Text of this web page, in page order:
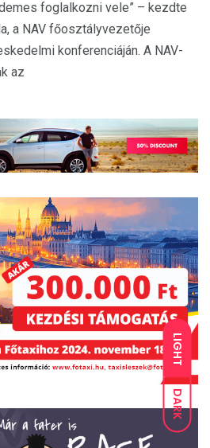
LIGHT
DARK
foglalkozni vele” – kezdte
a NAV főosztályvezetője
konferenciáján. A NAV-
az